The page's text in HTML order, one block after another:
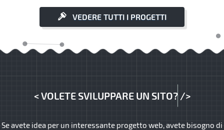
VEDERE TUTTI I PROGETTI
<VOLETE SVILUPPARE UN SITO? />
Se avete idea per un interessante progetto web, avete bisogno di